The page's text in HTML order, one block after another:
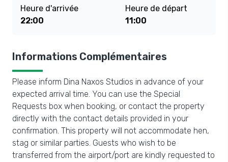
Heure d'arrivée
22:00
Heure de départ
11:00
Informations Complémentaires
Please inform Dina Naxos Studios in advance of your
expected arrival time. You can use the Special
Requests box when booking, or contact the property
directly with the contact details provided in your
confirmation. This property will not accommodate hen,
stag or similar parties. Guests who wish to be
transferred from the airport/port are kindly requested to